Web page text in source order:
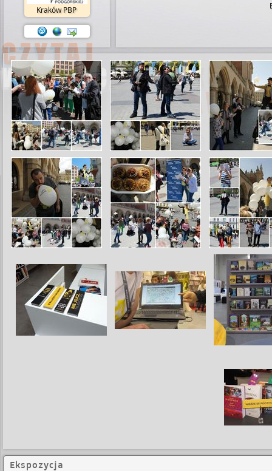
Kraków PBP
Ekspozycja